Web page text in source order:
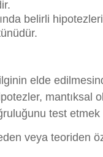
belirli
elde
mantıksal
test etmek
veya teoriden